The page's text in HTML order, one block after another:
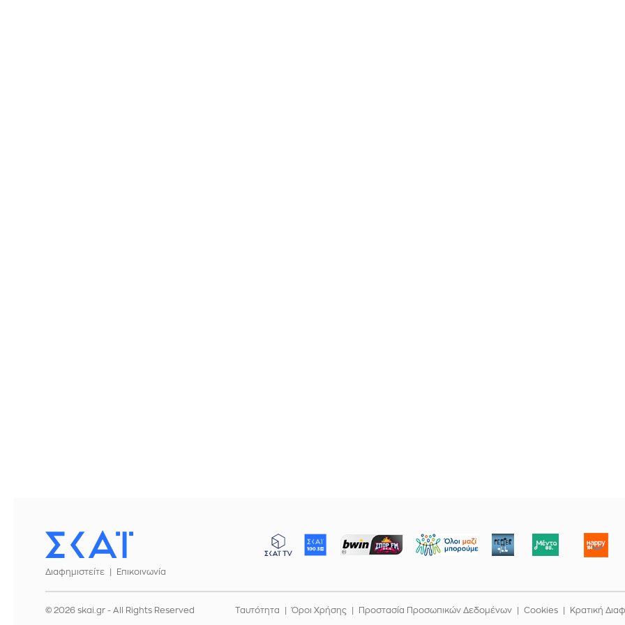
Διαφημιστείτε
Επικοινωνία
© 2026 skai.gr - All Rights Reserved Ταυτότητα Όροι Χρήσης Προστασία Προσωπικών Δεδομένων Cookies Κρατική